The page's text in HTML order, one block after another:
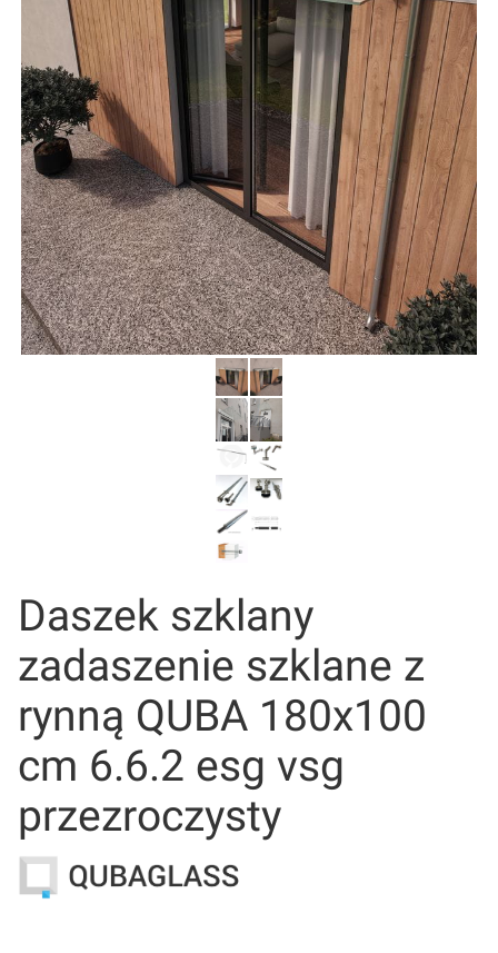
Daszek szklany
zadaszenie szklane z
rynną QUBA 180x100
cm 6.6.2 esg vsg
przezroczysty